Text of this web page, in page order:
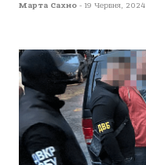
Марта Сахно - 19 Червня, 2024